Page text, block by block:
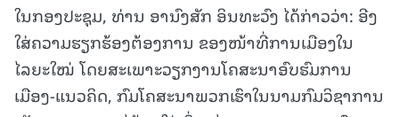
ໃນກອງປະຊຸມ, ທ່ານ ອານົງສັກ ອິນທະວົງ ໄດ້ກ່າວວ່າ: ອີງ
ໃສ່ຄວາມຮຽກຮ້ອງຕ້ອງການ ຂອງໜ້າທີ່ການເມືອງໃນ
ໄລຍະໃໝ່ ໂດຍສະເພາະວຽກງານໂຄສະນາອົບຮົມການ
ເມືອງ-ແນວຄິດ, ກົມໂຄສະນາພວກເຮົາໃນນາມກົມວິຊາການ